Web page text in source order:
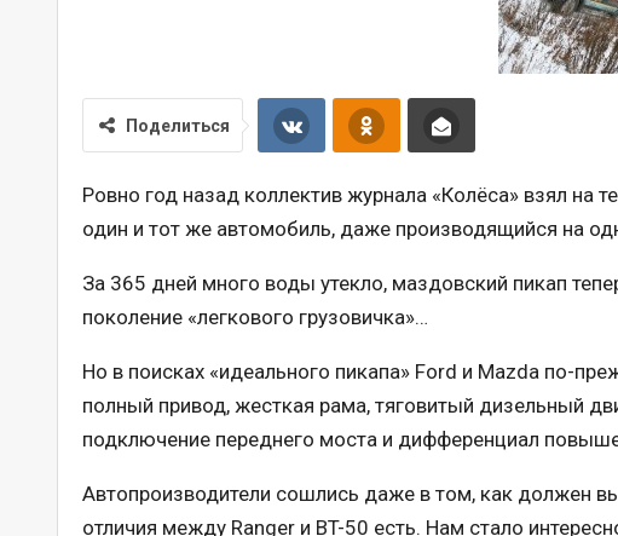
Поделиться
Ровно год назад коллектив журнала «Колёса» взял на
один и тот же автомобиль, даже производящийся на
За 365 дней много воды утекло, маздовский пикап
поколение «легкового грузовичка»…
Но в поисках «идеального пикапа» Ford и Mazda по-
полный привод, жесткая рама, тяговитый дизельный
подключение переднего моста и дифференциал
Автопроизводители сошлись даже в том, как должен
отличия между Ranger и BT-50 есть. Нам стало